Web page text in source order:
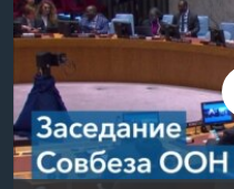
Learning English
СОЦИАЛЬНЫЕ СЕТИNo media